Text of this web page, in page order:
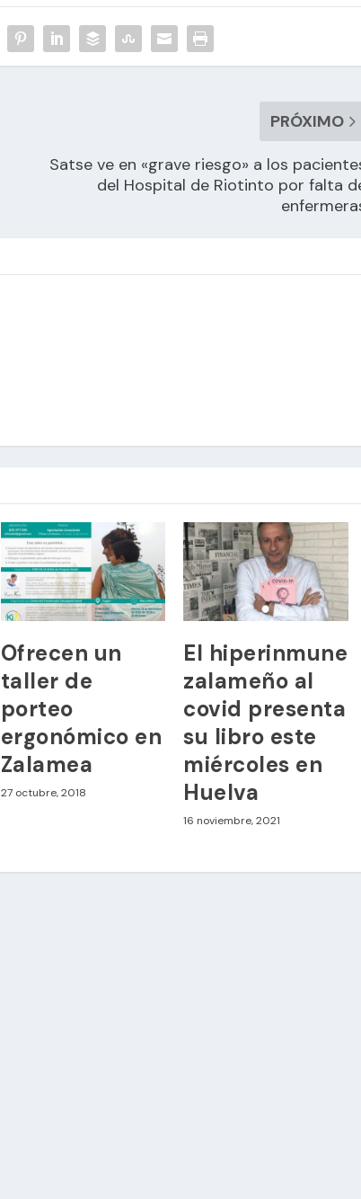
PRÓXIMO
Satse ve en «grave riesgo» a los
del Hospital de Riotinto por falta
Ofrecen un
taller de
porteo
ergonómico en
Zalamea
27 octubre, 2018
El hiperinmune
zalameño al
covid presenta
su libro este
miércoles en
Huelva
16 noviembre, 2021